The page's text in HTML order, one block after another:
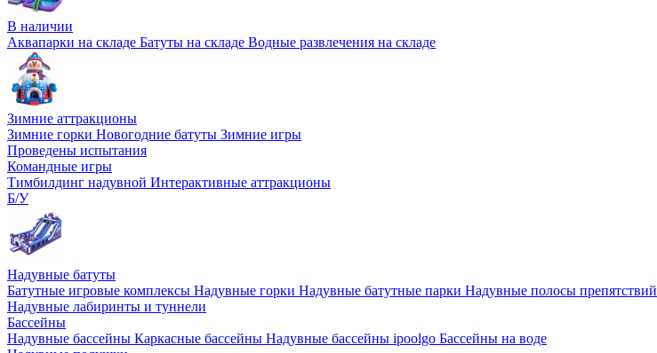
В наличии
Аквапарки на складе Батуты на складе Водные развлечения на складе
Зимние аттракционы
Зимние горки Новогодние батуты Зимние игры
Проведены испытания
Командные игры
Тимбилдинг надувной Интерактивные аттракционы
Б/У
Надувные батуты
Батутные игровые комплексы Надувные горки Надувные батутные парки Надувные полосы препятствий
Надувные лабиринты и туннели
Бассейны
Надувные бассейны Каркасные бассейны Надувные бассейны ipoolgo Бассейны на воде